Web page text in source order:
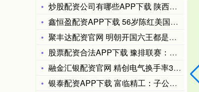
炒股配资公司有哪些APP下载 陕西华达龙虎榜数据（12月9日
鑫恒盈配资APP下载 56岁陈红美国最新照，儿子名校毕业似兄
聚丰达配资官网 明朝开国六王都是谁，与开国六公是否都是同一个
股票配资合法APP下载 豫排联赛：为每一位“排场妞”喝彩！
融金汇银配资官网 精创电气换手率30.38%，龙虎榜上机构买
银泰配资APP下载 富临精工：子公司拟40亿元投建年产35万
深证成指 14311.01 200.89 1.42%